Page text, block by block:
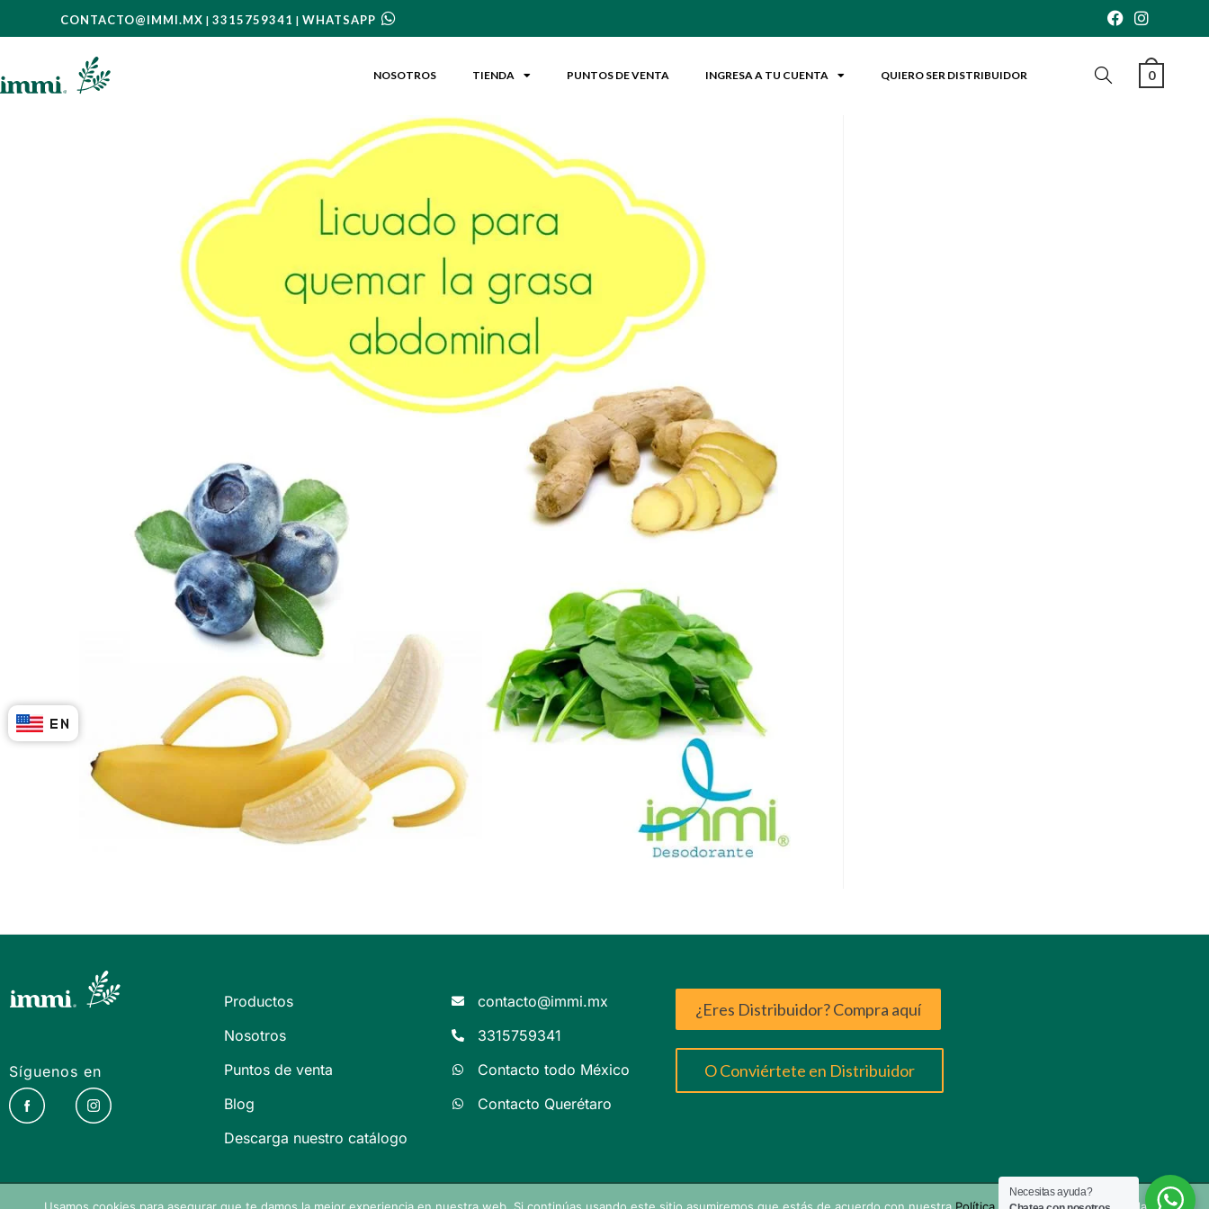
CONTACTO@IMMI.MX |3315759341 |WHATSAPP
NOSOTROS TIENDA PUNTOS DE VENTA INGRESA A TU CUENTA QUIERO SER DISTRIBUIDOR 0
Síguenos en
Productos
Nosotros
Puntos de venta
Blog
Descarga nuestro catálogo
contacto@immi.mx
3315759341
Contacto todo México
Contacto Querétaro
¿Eres Distribuidor? Compra aquí
O Conviértete en Distribuidor
Necesitas ayuda?